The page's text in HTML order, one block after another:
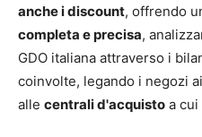
anche i discount, offrendo
completa e precisa,
GDO italiana attraverso i
coinvolte, legando i negozi ai
alle centrali d'acquisto a cui